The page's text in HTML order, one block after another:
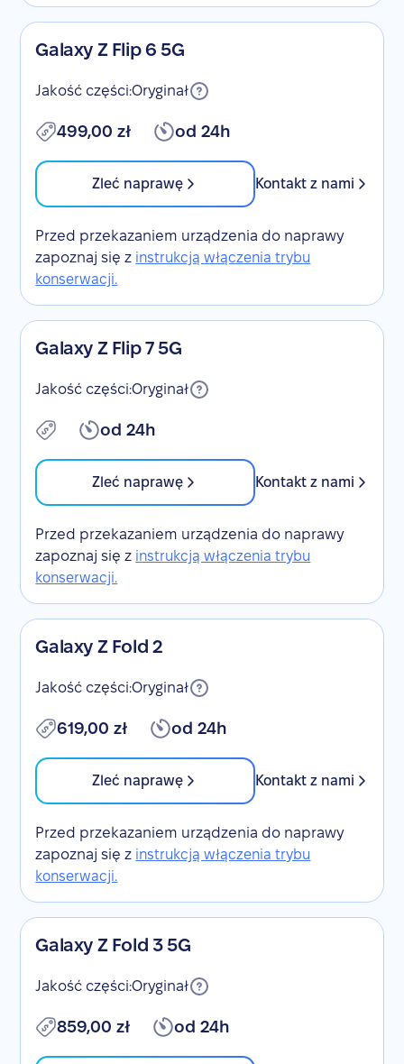
Galaxy Z Flip 6 5G
Jakość części:Oryginał
499,00 zł od 24h
Zleć naprawę Kontakt z nami
Przed przekazaniem urządzenia do naprawy
zapoznaj się z instrukcją włączenia trybu
konserwacji.
Galaxy Z Flip 7 5G
Jakość części:Oryginał
od 24h
Zleć naprawę Kontakt z nami
Przed przekazaniem urządzenia do naprawy
zapoznaj się z instrukcją włączenia trybu
konserwacji.
Galaxy Z Fold 2
Jakość części:Oryginał
619,00 zł od 24h
Zleć naprawę Kontakt z nami
Przed przekazaniem urządzenia do naprawy
zapoznaj się z instrukcją włączenia trybu
konserwacji.
Galaxy Z Fold 3 5G
Jakość części:Oryginał
859,00 zł od 24h